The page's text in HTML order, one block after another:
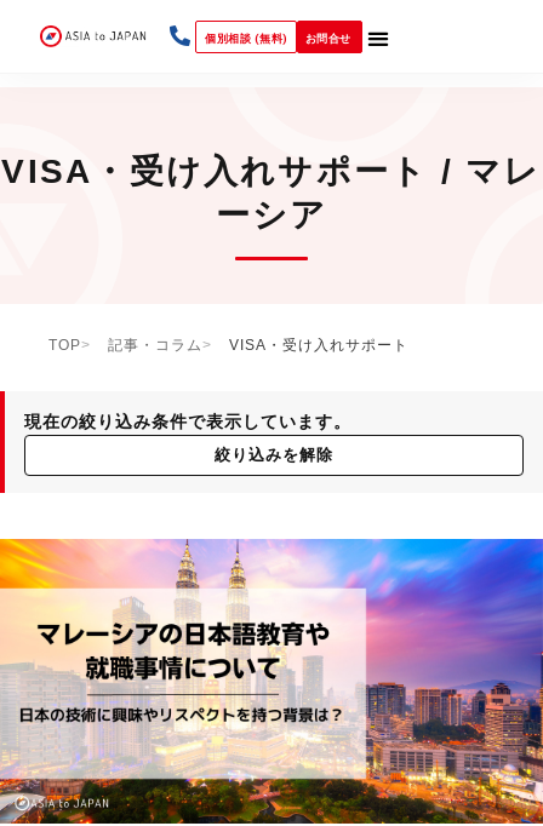
個別相談 (無料) お問合せ
VISA・受け入れサポート / マレ
ーシア
TOP 記事・コラム VISA・受け入れサポート
現在の絞り込み条件で表示しています。
絞り込みを解除